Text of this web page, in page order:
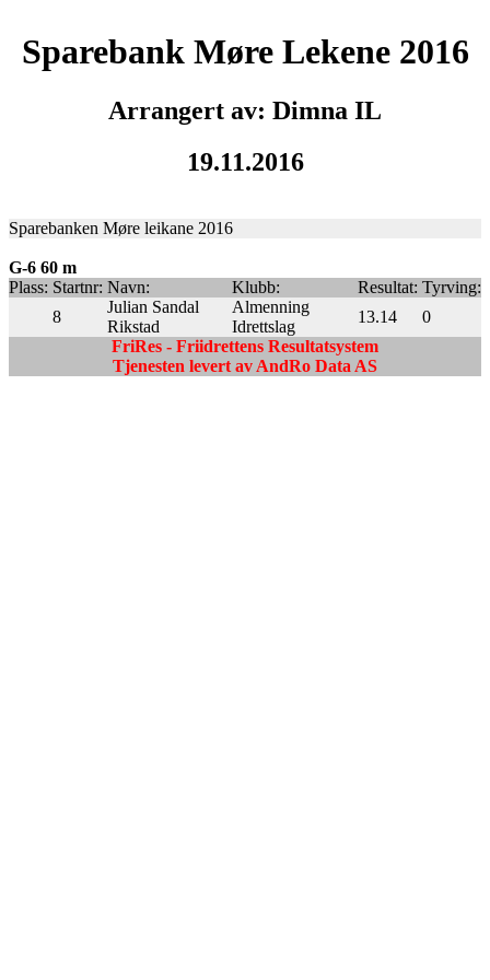
Sparebank Møre Lekene 2016
Arrangert av: Dimna IL
19.11.2016
Sparebanken Møre leikane 2016
G-6 60 m
Plass: Startnr: Navn: Klubb: Resultat: Tyrving:
8
Julian Sandal
Rikstad
Almenning
Idrettslag
13.14
0
FriRes - Friidrettens Resultatsystem
Tjenesten levert av AndRo Data AS